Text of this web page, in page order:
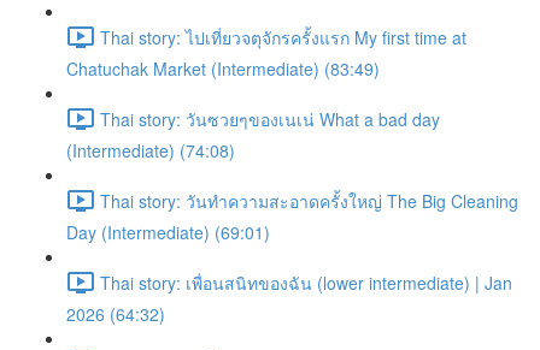
Thai story: ไปเที่ยวจตุจักรครั้งแรก My first time at
Chatuchak Market (Intermediate) (83:49)
Thai story: วันซวยๆของเนเน่ What a bad day
(Intermediate) (74:08)
Thai story: วันทำความสะอาดครั้งใหญ่ The Big Cleaning
Day (Intermediate) (69:01)
Thai story: เพื่อนสนิทของฉัน (lower intermediate) | Jan
2026 (64:32)